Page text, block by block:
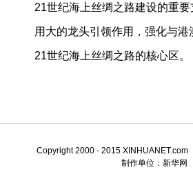
21世纪海上丝绸之路建设的重
用大的龙头引领作用，强化与
21世纪海上丝绸之路的核心区。
Copyright 2000 - 2015
制作单位： 新华网